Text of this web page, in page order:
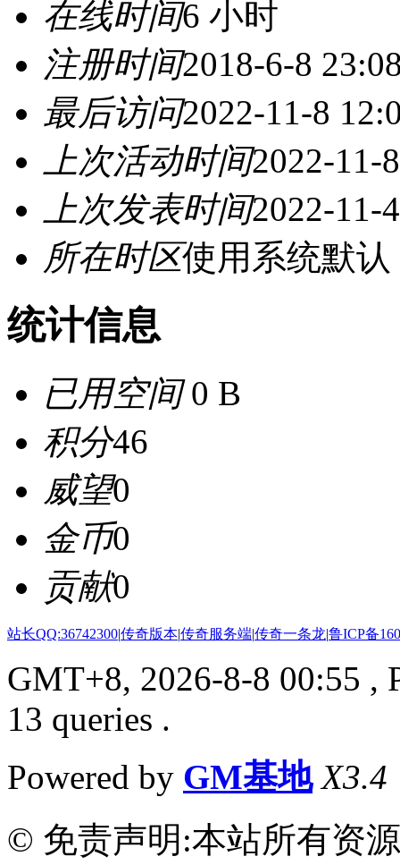
在线时间6 小时
注册时间2018-6-8
最后访问2022-11-8
上次活动时间2022-11-
上次发表时间2022-11-
所在时区使用系统默认
统计信息
已用空间0 B
积分46
威望0
金币0
贡献0
站长QQ:36742300|传奇版本|传奇服务端|传奇一条龙|鲁ICP备
GMT+8, 2026-8-8 00:55 ,
13 queries .
Powered by GM基地 X3.4
© 免责声明:本站所有资